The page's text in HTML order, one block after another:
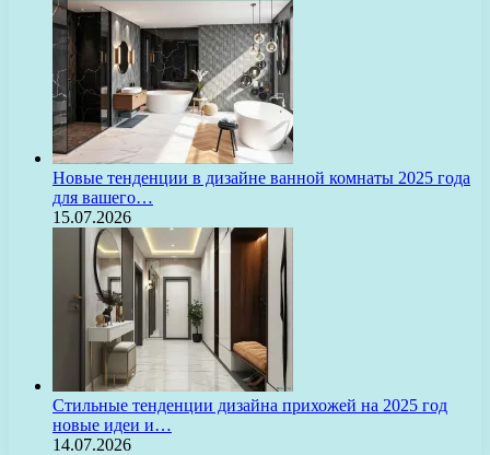
Новые тенденции в дизайне ванной комнаты 2025 года
для вашего…
15.07.2026
Стильные тенденции дизайна прихожей на 2025 год
новые идеи и…
14.07.2026